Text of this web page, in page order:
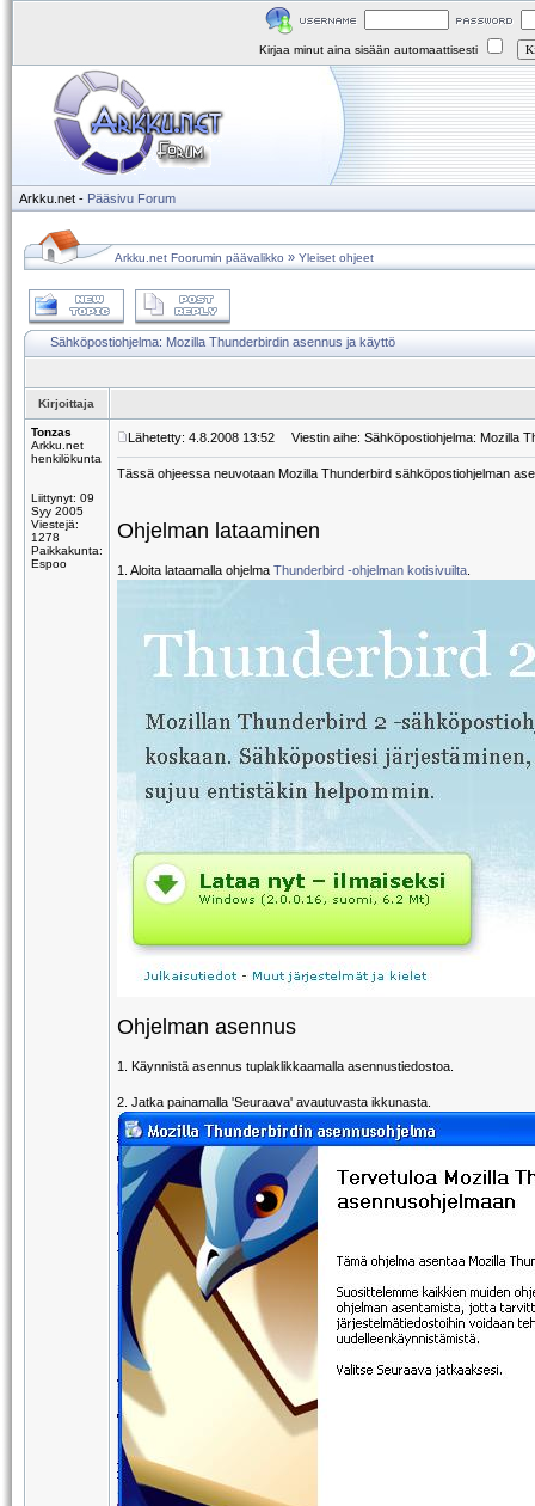
Kirjaa minut aina sisään automaattisesti
Arkku.net - Pääsivu Forum
Arkku.net Foorumin päävalikko » Yleiset ohjeet
Sähköpostiohjelma: Mozilla Thunderbirdin asennus ja käyttö
Kirjoittaja
Tonzas
Arkku.net
henkilökunta
Liittynyt: 09
Syy 2005
Viestejä:
1278
Paikkakunta:
Espoo
Lähetetty: 4.8.2008 13:52 Viestin aihe: Sähköpostiohjelma: Mozilla
Tässä ohjeessa neuvotaan Mozilla Thunderbird sähköpostiohjelman
Ohjelman lataaminen
1. Aloita lataamalla ohjelma Thunderbird -ohjelman kotisivuilta
Ohjelman asennus
1. Käynnistä asennus tuplaklikkaamalla asennustiedostoa.
2. Jatka painamalla 'Seuraava' avautuvasta ikkunasta.